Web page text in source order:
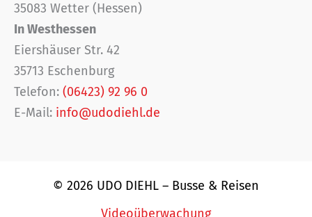
35083 Wetter (Hessen)
In Westhessen
Eiershäuser Str. 42
35713 Eschenburg
Telefon: (06423) 92 96 0
E-Mail: info@udodiehl.de
© 2026 UDO DIEHL – Busse & Reisen
Videoüberwachung